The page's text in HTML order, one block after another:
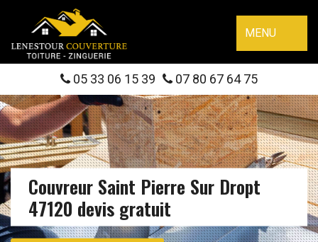
MENU
05 33 06 15 39 07 80 67 64 75
Couvreur Saint Pierre Sur Dropt
47120 devis gratuit